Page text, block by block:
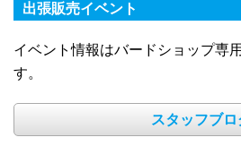
出張販売イベント
イベント情報はバードショップ専
す。
スタッフブロ